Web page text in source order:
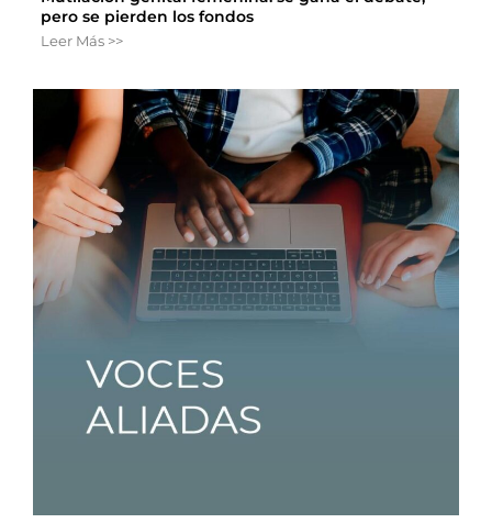
pero se pierden los fondos
Leer Más >>